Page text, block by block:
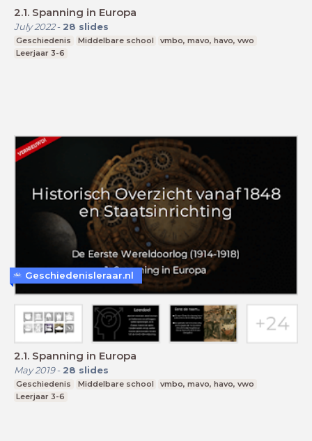
2.1. Spanning in Europa
July 2022- 28 slides
Geschiedenis Middelbare school
vmbo, mavo, havo, vwo
Leerjaar 3-6
2.1. Spanning in Europa
May 2019- 28 slides
Geschiedenis Middelbare school
vmbo, mavo, havo, vwo
Leerjaar 3-6
Geschiedenisleraar.nl